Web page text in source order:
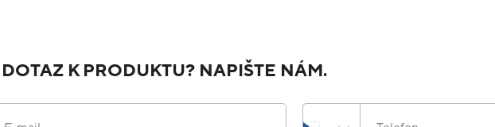
K PRODUKTU? NAPIŠTE NÁM.